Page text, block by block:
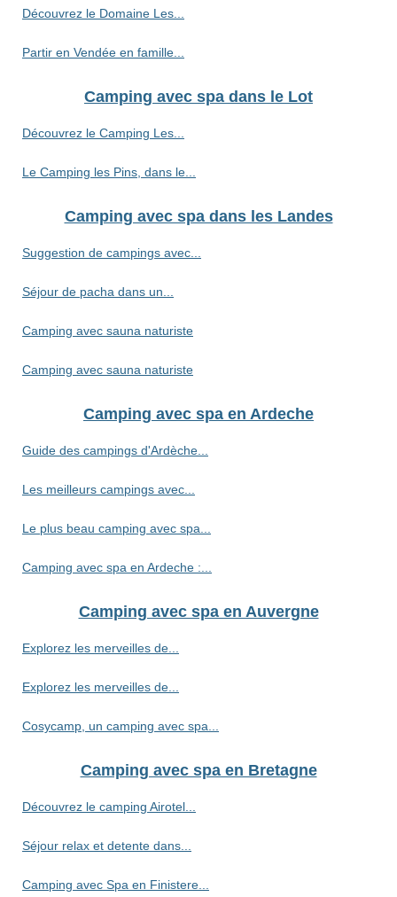
Découvrez le Domaine Les...
Partir en Vendée en famille...
Camping avec spa dans le Lot
Découvrez le Camping Les...
Le Camping les Pins, dans le...
Camping avec spa dans les Landes
Suggestion de campings avec...
Séjour de pacha dans un...
Camping avec sauna naturiste
Camping avec sauna naturiste
Camping avec spa en Ardeche
Guide des campings d'Ardèche...
Les meilleurs campings avec...
Le plus beau camping avec spa...
Camping avec spa en Ardeche :...
Camping avec spa en Auvergne
Explorez les merveilles de...
Explorez les merveilles de...
Cosycamp, un camping avec spa...
Camping avec spa en Bretagne
Découvrez le camping Airotel...
Séjour relax et detente dans...
Camping avec Spa en Finistere...